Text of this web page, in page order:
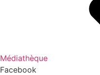
Médiathèque
Facebook